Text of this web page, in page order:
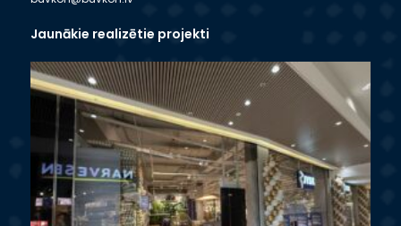
Jaunākie realizētie projekti